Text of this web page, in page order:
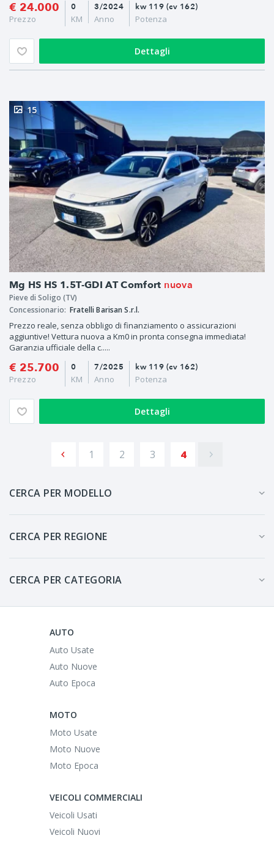
€ 24.000
Prezzo
3/2024
Anno
0
KM
kw 119 (cv 162)
Potenza
Dettagli
Mg HS HS 1.5T-GDI AT Comfort nuova
15
Pieve di Soligo (TV)
Concessionario: Fratelli Barisan S.r.l.
Prezzo reale, senza obbligo di finanziamento o assicurazioni
aggiuntive! Vettura nuova a Km0 in pronta consegna immediata!
Garanzia ufficiale della c.....
€ 25.700
Prezzo
7/2025
Anno
0
KM
kw 119 (cv 162)
Potenza
Dettagli
1 2 3 4
CERCA PER MODELLO
CERCA PER REGIONE
CERCA PER CATEGORIA
AUTO
Auto Usate
Auto Nuove
Auto Epoca
MOTO
Moto Usate
Moto Nuove
Moto Epoca
VEICOLI COMMERCIALI
Veicoli Usati
Veicoli Nuovi